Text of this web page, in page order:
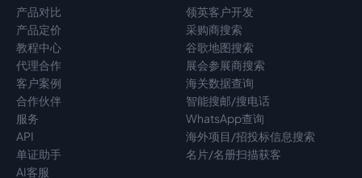
产品对比
产品定价
教程中心
代理合作
客户案例
合作伙伴
服务
API
单证助手
AI客服
领英客户开发
采购商搜索
谷歌地图搜索
展会参展商搜索
海关数据查询
智能搜邮/搜电话
WhatsApp查询
海外项目/招投标信息搜索
名片/名册扫描获客